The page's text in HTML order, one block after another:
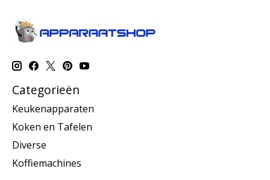
Categorieën
Keukenapparaten
Koken en Tafelen
Diverse
Koffiemachines